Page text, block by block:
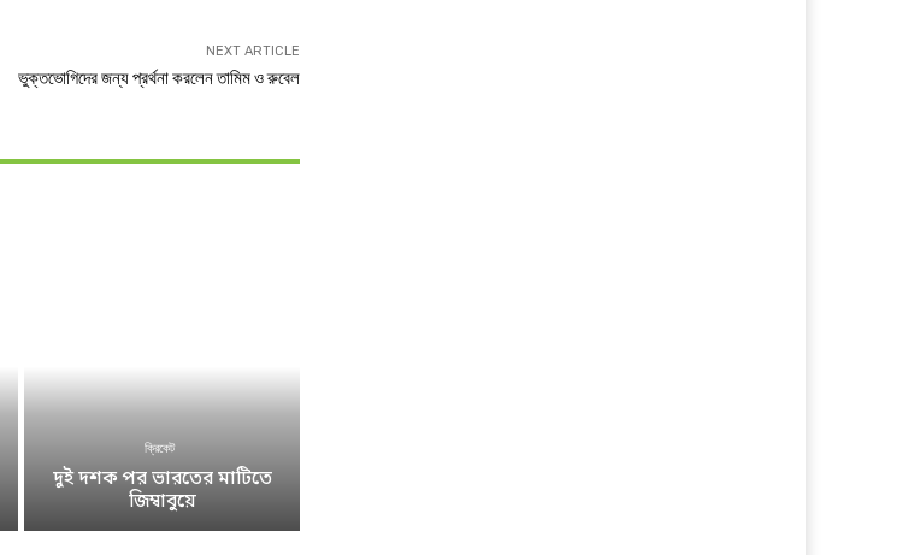
NEXT ARTICLE
ভুক্তভোগিদের জন্য প্রর্থনা করলেন তামিম ও রুবেল
ক্রিকেট
দুই দশক পর ভারতের মাটিতে
জিম্বাবুয়ে